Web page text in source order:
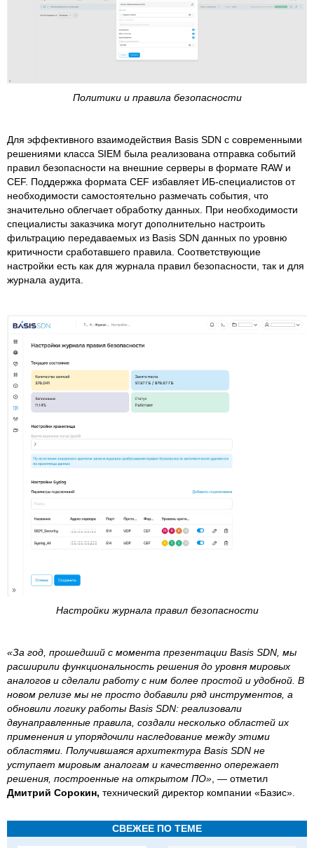
Политики и правила безопасности
Для эффективного взаимодействия Basis SDN с современными
решениями класса SIEM была реализована отправка событий
правил безопасности на внешние серверы в формате RAW и
CEF. Поддержка формата CEF избавляет ИБ-специалистов от
необходимости самостоятельно размечать события, что
значительно облегчает обработку данных. При необходимости
специалисты заказчика могут дополнительно настроить
фильтрацию передаваемых из Basis SDN данных по уровню
критичности сработавшего правила. Соответствующие
настройки есть как для журнала правил безопасности, так и для
журнала аудита.
Настройки журнала правил безопасности
«За год, прошедший с момента презентации Basis SDN, мы
расширили функциональность решения до уровня мировых
аналогов и сделали работу с ним более простой и удобной. В
новом релизе мы не просто добавили ряд инструментов, а
обновили логику работы Basis SDN: реализовали
двунаправленные правила, создали несколько областей их
применения и упорядочили наследование между этими
областями. Получившаяся архитектура Basis SDN не
уступает мировым аналогам и качественно опережает
решения, построенные на открытом ПО» , — отметил
Дмитрий Сорокин, технический директор компании «Базис».
СВЕЖЕЕ ПО ТЕМЕ